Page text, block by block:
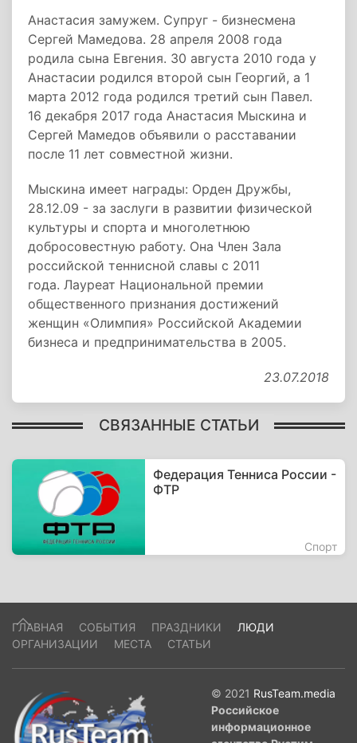
Анастасия замужем. Супруг - бизнесмена
Сергей Мамедова. 28 апреля 2008 года
родила сына Евгения. 30 августа 2010 года у
Анастасии родился второй сын Георгий, а 1
марта 2012 года родился третий сын Павел.
16 декабря 2017 года Анастасия Мыскина и
Сергей Мамедов объявили о расставании
после 11 лет совместной жизни.
Мыскина имеет награды: Орден Дружбы,
28.12.09 - за заслуги в развитии физической
культуры и спорта и многолетнюю
добросовестную работу. Она Член Зала
российской теннисной славы с 2011
года. Лауреат Национальной премии
общественного признания достижений
женщин «Олимпия» Российской Академии
бизнеса и предпринимательства в 2005.
23.07.2018
СВЯЗАННЫЕ СТАТЬИ
Федерация Тенниса России -
ФТР
Спорт
ГЛАВНАЯ СОБЫТИЯ ПРАЗДНИКИ
ЛЮДИ
ОРГАНИЗАЦИИ
МЕСТА СТАТЬИ
© 2021 RusTeam.media
Российское
информационное